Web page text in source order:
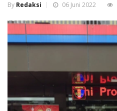
By Redaksi 06 Juni 2022